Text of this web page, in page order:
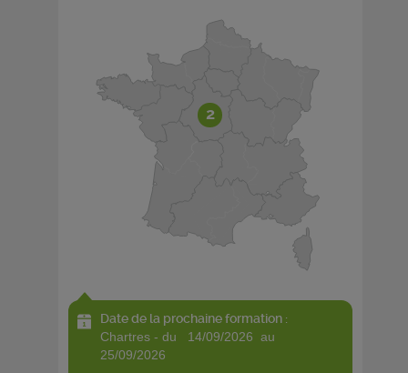
2
Date de la prochaine formation :
chartres - du 14/09/2026 au
25/09/2026